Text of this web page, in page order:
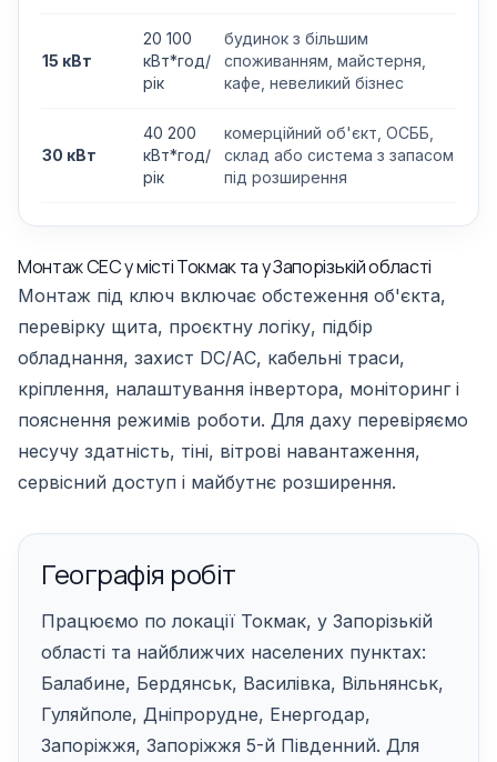
15 кВт
20 100
кВт*год/
рік
будинок з більшим
споживанням, майстерня,
кафе, невеликий бізнес
30 кВт
40 200
кВт*год/
рік
комерційний об'єкт, ОСББ,
склад або система з запасом
під розширення
Монтаж СЕС у місті Токмак та у Запорізькій області
Монтаж під ключ включає обстеження об'єкта,
перевірку щита, проєктну логіку, підбір
обладнання, захист DC/AC, кабельні траси,
кріплення, налаштування інвертора, моніторинг і
пояснення режимів роботи. Для даху перевіряємо
несучу здатність, тіні, вітрові навантаження,
сервісний доступ і майбутнє розширення.
Географія робіт
Працюємо по локації Токмак, у Запорізькій
області та найближчих населених пунктах:
Балабине, Бердянськ, Василівка, Вільнянськ,
Гуляйполе, Дніпрорудне, Енергодар,
Запоріжжя, Запоріжжя 5-й Південний. Для